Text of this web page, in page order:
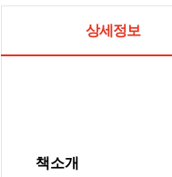
상세정보
책소개